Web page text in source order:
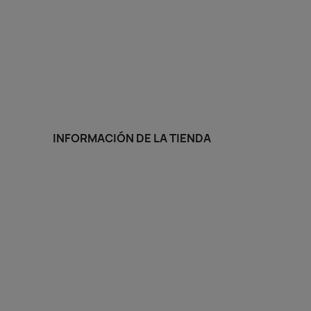
INFORMACIÓN DE LA TIENDA